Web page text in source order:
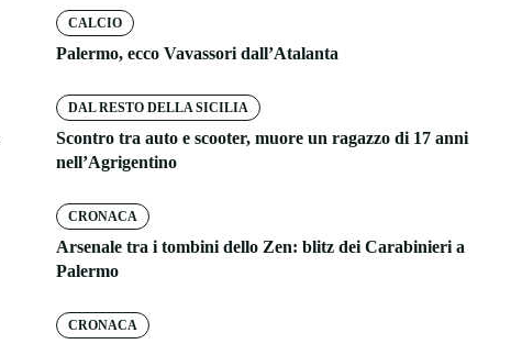
CALCIO
Palermo, ecco Vavassori dall’Atalanta
DAL RESTO DELLA SICILIA
Scontro tra auto e scooter, muore un ragazzo di 17 anni
nell’Agrigentino
CRONACA
Arsenale tra i tombini dello Zen: blitz dei Carabinieri a
Palermo
CRONACA